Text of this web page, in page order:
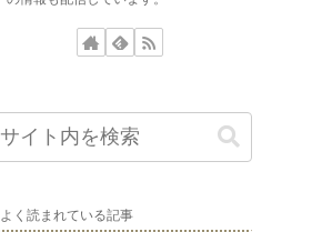
よく読まれている記事